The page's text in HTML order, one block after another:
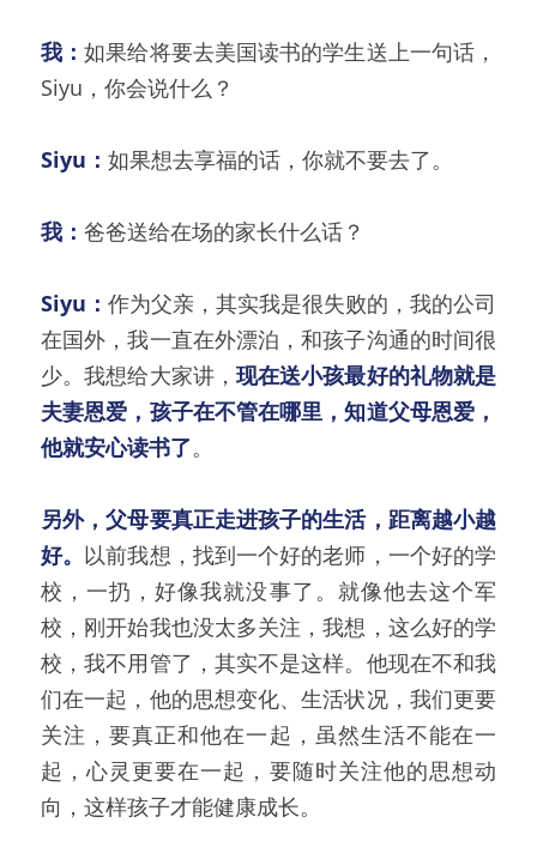
我：如果给将要去美国读书的学生送上一句话，
Siyu，你会说什么？
Siyu： 如果想去享福的话，你就不要去了。
我： 爸爸送给在场的家长什么话？
Siyu： 作为父亲，其实我是很失败的，我的公司
在国外，我一直在外漂泊，和孩子沟通的时间很
少。我想给大家讲， 现在送小孩最好的礼物就是
夫妻恩爱，孩子在不管在哪里，知道父母恩爱，
他就安心读书了。
另外，父母要真正走进孩子的生活，距离越小越
好。 以前我想，找到一个好的老师，一个好的学
校，一扔，好像我就没事了。就像他去这个军
校，刚开始我也没太多关注，我想，这么好的学
校，我不用管了，其实不是这样。他现在不和我
们在一起，他的思想变化、生活状况，我们更要
关注，要真正和他在一起，虽然生活不能在一
起，心灵更要在一起，要随时关注他的思想动
向，这样孩子才能健康成长。